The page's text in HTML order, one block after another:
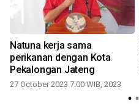
Natuna kerja sama
perikanan dengan Kota
Pekalongan Jateng
27 October 2023 7:00 WIB, 2023